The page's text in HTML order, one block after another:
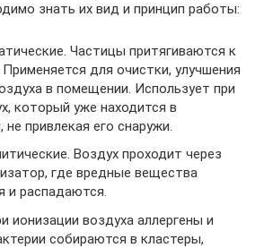
знать их вид и принцип работы:
Частицы притягиваются к
для очистки, улучшения
в помещении. Использует при
который уже находится в
привлекая его снаружи.
Воздух проходит через
где вредные вещества
и распадаются.
ионизации воздуха аллергены и
собираются в кластеры,